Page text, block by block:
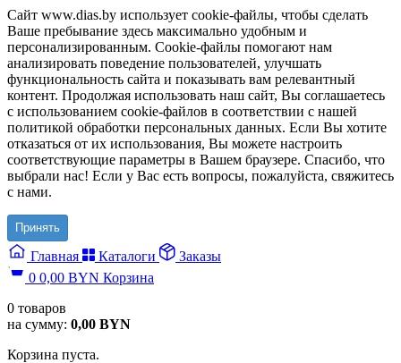
Сайт www.dias.by использует cookie-файлы, чтобы сделать
Ваше пребывание здесь максимально удобным и
персонализированным. Cookie-файлы помогают нам
анализировать поведение пользователей, улучшать
функциональность сайта и показывать вам релевантный
контент. Продолжая использовать наш сайт, Вы соглашаетесь
с использованием cookie-файлов в соответствии с нашей
политикой обработки персональных данных. Если Вы хотите
отказаться от их использования, Вы можете настроить
соответствующие параметры в Вашем браузере. Спасибо, что
выбрали нас! Если у Вас есть вопросы, пожалуйста, свяжитесь
с нами.
Принять
Главная Каталоги
Заказы
0 0,00 BYN Корзина
0 товаров
на сумму: 0,00 BYN
Корзина пуста.